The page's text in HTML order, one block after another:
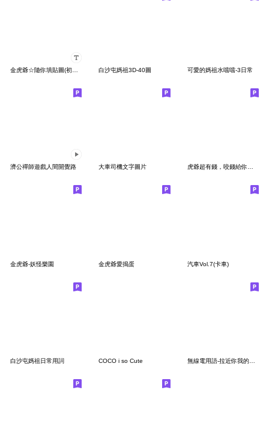
白沙屯媽祖3D-40圖 可愛的媽祖水噹噹-3日常
濟公禪師遊戲人間開覺路 大車司機文字圖片 虎爺超有錢，咬錢給你花。
金虎爺-妖怪樂園 金虎爺愛搗蛋 汽車Vol.7(卡車)
白沙屯媽祖日常用詞 COCO i so Cute 無線電用語-拉近你我的距離